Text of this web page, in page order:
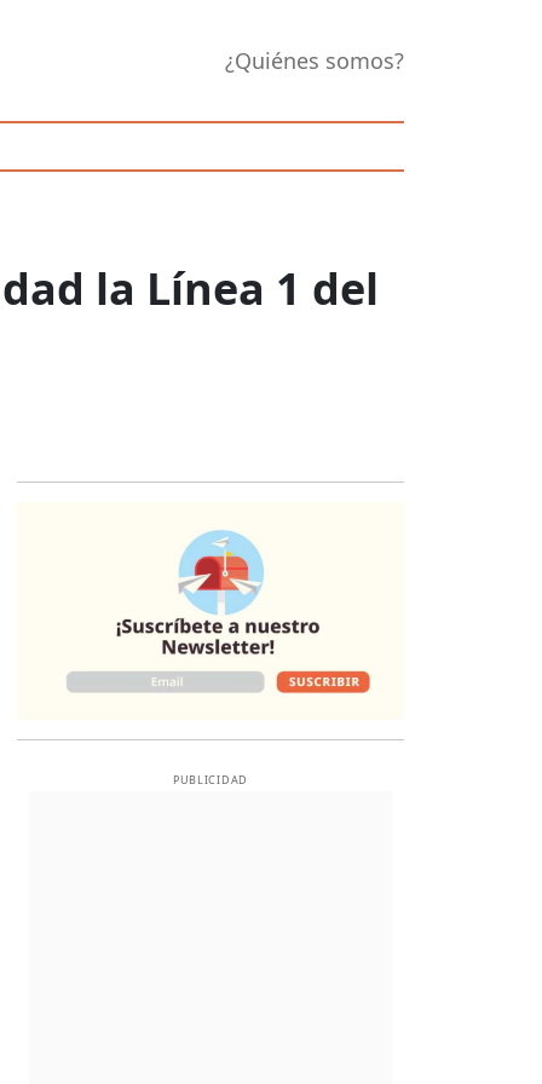
¿Quiénes somos?
la Línea 1 del
PUBLICIDAD